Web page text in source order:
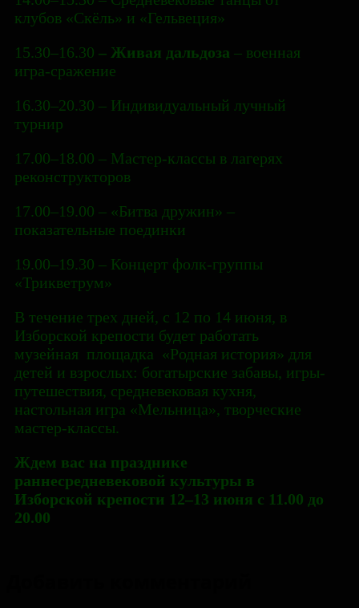
клубов «Скёль» и «Гельвеция»
15.30–16.30 – Живая дальдоза – военная
игра-сражение
16.30–20.30 – Индивидуальный лучный
турнир
17.00–18.00 – Мастер-классы в лагерях
реконструкторов
17.00–19.00 – «Битва дружин» –
показательные поединки
19.00–19.30 – Концерт фолк-группы
«Трикветрум»
В течение трех дней, с 12 по 14 июня, в
Изборской крепости будет работать
музейная площадка «Родная история» для
детей и взрослых: богатырские забавы, игры-
путешествия, средневековая кухня,
настольная игра «Мельница», творческие
мастер-классы.
Ждем вас на празднике
раннесредневековой культуры в
Изборской крепости 12–13 июня с 11.00 до
20.00